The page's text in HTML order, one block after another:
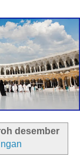
desember